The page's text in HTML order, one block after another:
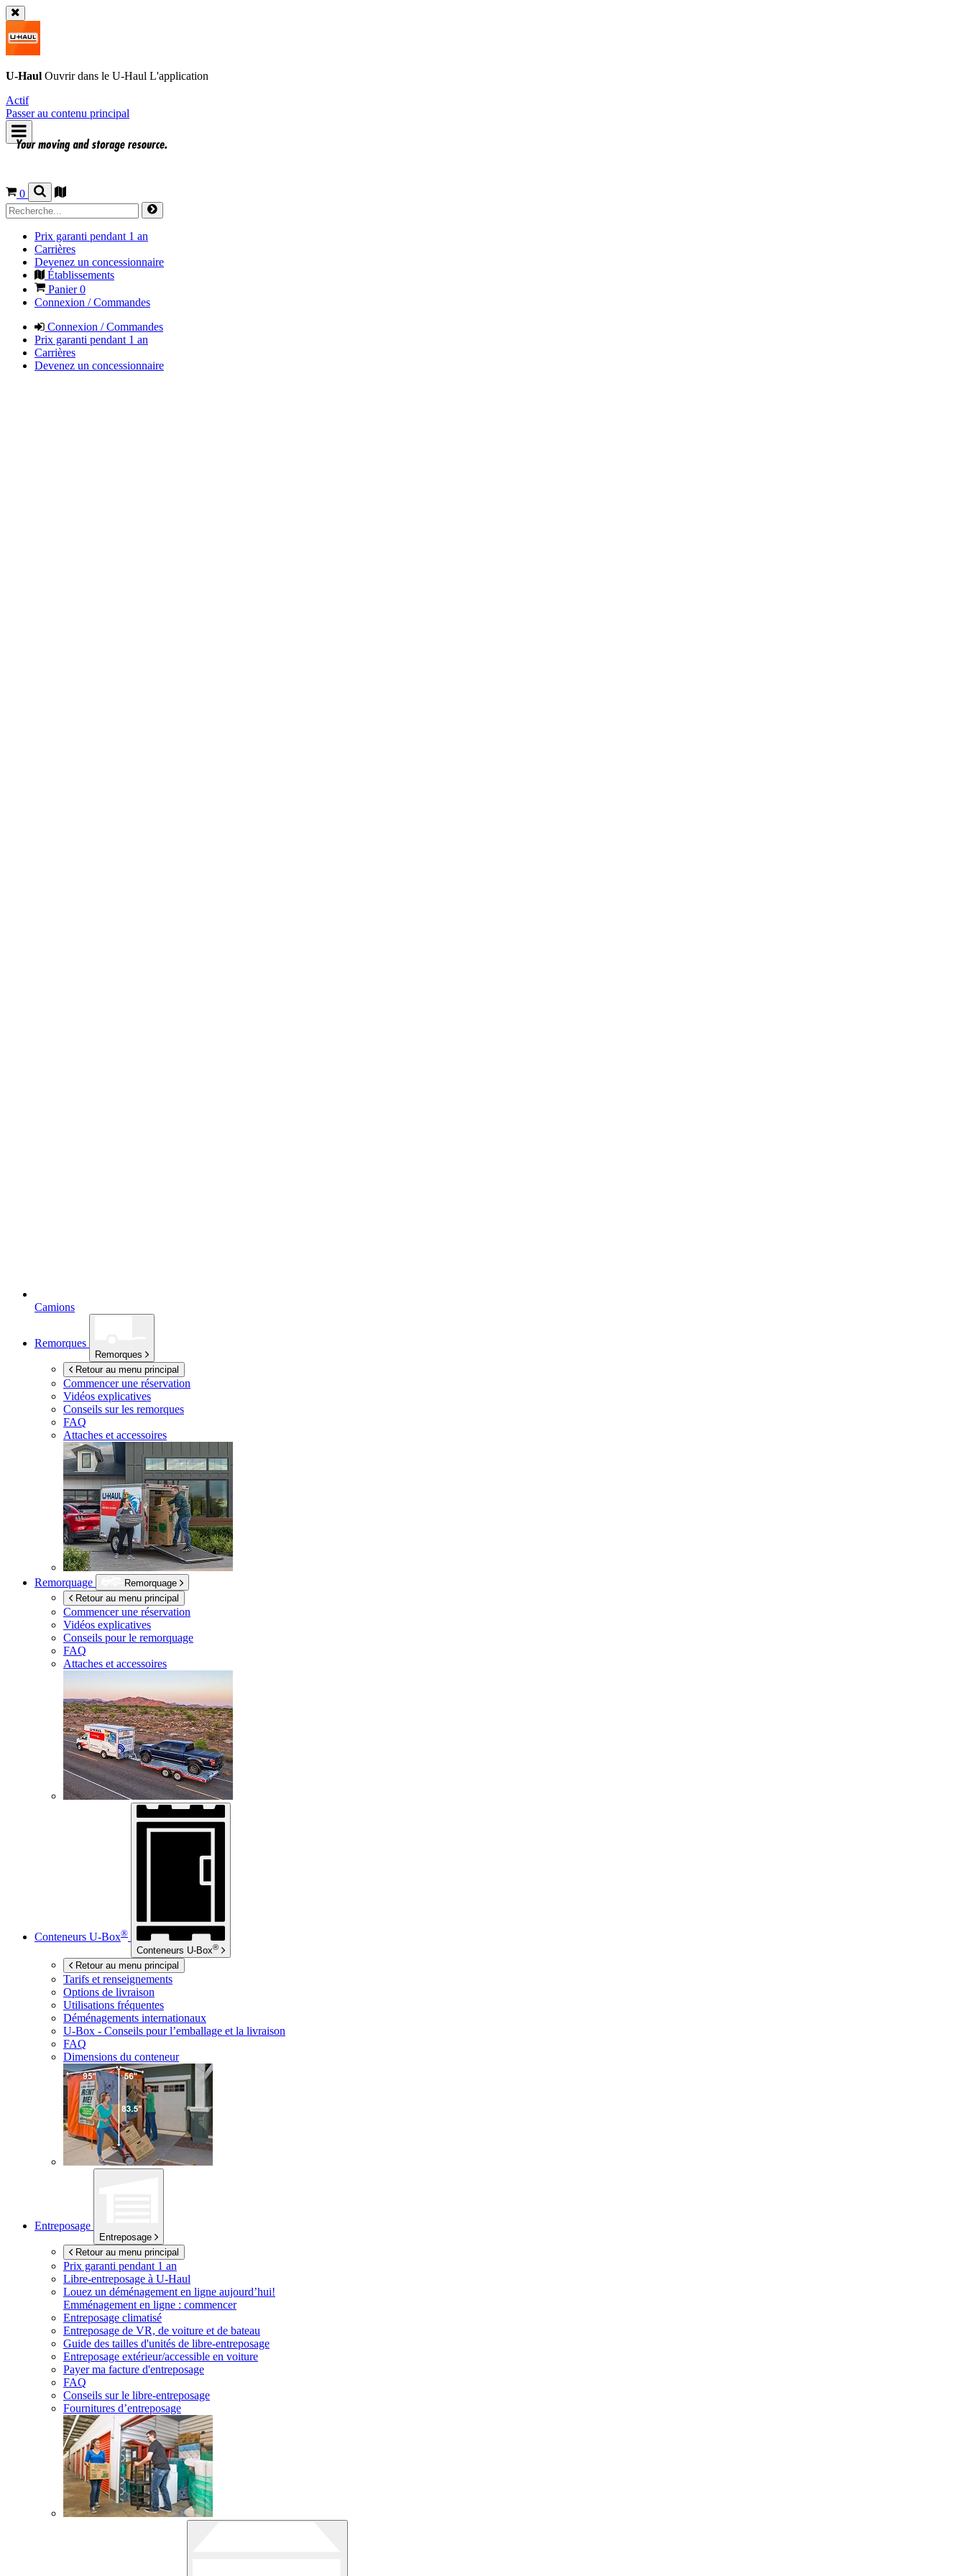
U-Haul Ouvrir dans le U-Haul L'application
Actif
Passer au contenu principal
0
Prix garanti pendant 1 an
Carrières
Devenez un concessionnaire
Établissements
Panier0
Connexion / Commandes
Connexion / Commandes
Prix garanti pendant 1 an
Carrières
Devenez un concessionnaire
Camions
Remorques
Remorques
Retour au menu principal
Commencer une réservation
Vidéos explicatives
Conseils sur les remorques
FAQ
Attaches et accessoires
Remorquage
Remorquage
Retour au menu principal
Commencer une réservation
Vidéos explicatives
Conseils pour le remorquage
FAQ
Attaches et accessoires
Conteneurs U-Box®
Conteneurs U-Box®
Retour au menu principal
Tarifs et renseignements
Options de livraison
Utilisations fréquentes
Déménagements internationaux
U-Box - Conseils pour l’emballage et la livraison
FAQ
Dimensions du conteneur
Entreposage
Entreposage
Retour au menu principal
Prix garanti pendant 1 an
Libre-entreposage à U-Haul
Louez un déménagement en ligne aujourd’hui!
Emménagement en ligne : commencer
Entreposage climatisé
Entreposage de VR, de voiture et de bateau
Guide des tailles d'unités de libre-entreposage
Entreposage extérieur/accessible en voiture
Payer ma facture d'entreposage
FAQ
Conseils sur le libre-entreposage
Fournitures d’entreposage